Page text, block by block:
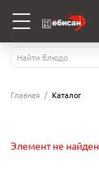
Главная Каталог
Элемент не найден